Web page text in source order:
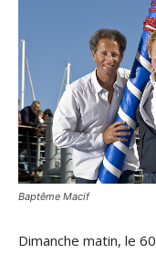
Baptême Macif
Dimanche matin, le